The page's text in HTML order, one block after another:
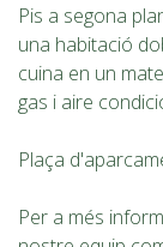
Pis a segona
una habitació
cuina en un
gas i aire
Plaça
Per a més